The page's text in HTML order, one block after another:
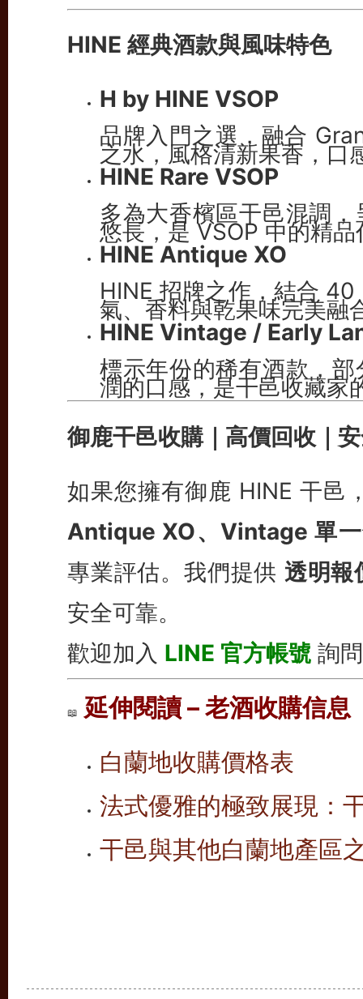
HINE 經典酒款與風味特色
H by HINE VSOP
品牌入門之選，融合
之水，風格清新果香，口
HINE Rare VSOP
多為大香檳區干邑混調
悠長，是 VSOP 中的精品
HINE Antique XO
HINE 招牌之作，結合 40
氣、香料與乾果味完美融
HINE Vintage / Early
標示年份的稀有酒款，
潤的口感，是干邑收藏家
御鹿干邑收購｜高價回收｜
如果您擁有御鹿 HINE 干邑
Antique XO、Vintage 單
專業評估。我們提供 透明報
安全可靠。
歡迎加入 LINE 官方帳號 詢
📖 延伸閱讀 – 老酒收購信息
白蘭地收購價格表
法式優雅的極致展現：
干邑與其他白蘭地產區